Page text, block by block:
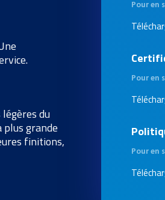
du
plus grande
finitions,
Pour en
Pour en
Pour en